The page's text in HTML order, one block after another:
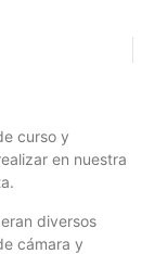
curso y
en nuestra
diversos
cámara y